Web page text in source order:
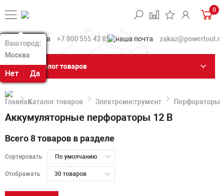
Ваш город:
Москва
Нет Да
Ваш город:
Москва
Нет Да
0
+7 800 555 42 85
Каталог товаров
Каталог товаров Электроинструмент Перфораторы
Аккумуляторные перфораторы 12 В
Всего 8 товаров в разделе
Сортировать По умолчанию
Отображать 30 товаров